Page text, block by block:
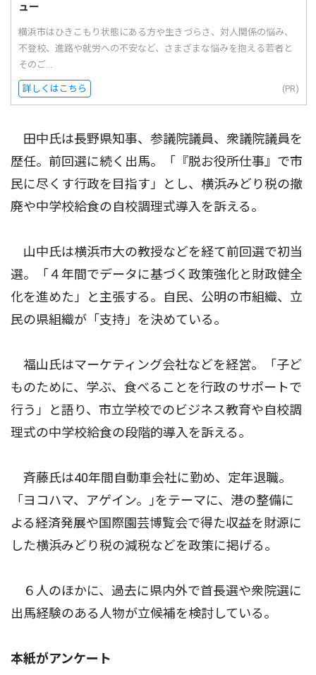
ュー
横浜市はひきこもり状態にある方や生きづらさ、対人関係の悩み、
不登校、進路や就労への不安など、さまざまな悩みを抱える若者と
そのご...
詳しくはこちら (PR)
田中氏は長野県知事、参議院議員、衆議院議員を
歴任。前回選に続く出馬。「『脱お役所仕事』で市
民に尽くす行政を目指す」とし、横浜みどり税の撤
廃や中学校給食の自校調理式導入を訴える。
山中氏は横浜市大の教授などを経て前回選で初当
選。「４年間でデータに基づく政策強化と財政健全
化を進めた」と主張する。自民、公明の市組織、立
民の県組織が「支持」を決めている。
福山氏はマーケティング会社などを経営。「子ど
ものために、学ぶ、食べることを行政のサポートで
行う」と語り、市立学校でのビジネス教育や自校調
理式の中学校給食の段階的導入を訴える。
斉藤氏は40年間自動車会社に勤め、定年退職。
「ヨコハマ、アゲイン。｣をテーマに、港の整備に
よる経済発展や国際園芸博覧会で得た収益を財源に
した横浜みどり税の減税などを政策に掲げる。
６人のほかに、過去に県内外で首長選や衆院選に
出馬経験のある人物が立候補を検討している。
本紙がアンケート